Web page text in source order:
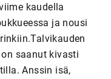
kaudella
ja nousi
saanut kivasti
Anssin isä,